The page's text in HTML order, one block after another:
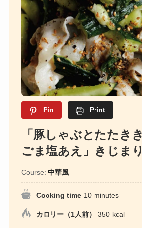
Pin Print
「豚しゃぶとたたき
ごま塩あえ」きじま
Course: 中華風
Cooking time 10 minutes
カロリー（1人前） 350 kcal